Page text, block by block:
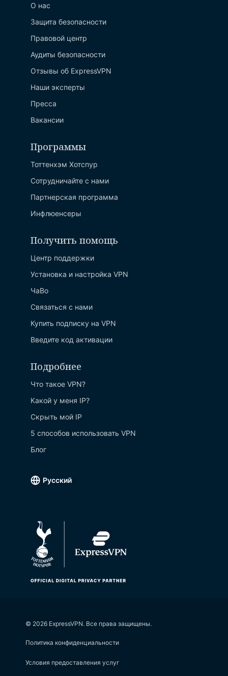
О нас
Защита безопасности
Правовой центр
Аудиты безопасности
Отзывы об ExpressVPN
Наши эксперты
Пресса
Вакансии
Программы
Тоттенхэм Хотспур
Сотрудничайте с нами
Партнерская программа
Инфлюенсеры
Получить помощь
Центр поддержки
Установка и настройка VPN
ЧаВо
Связаться с нами
Купить подписку на VPN
Введите код активации
Подробнее
Что такое VPN?
Какой у меня IP?
Скрыть мой IP
5 способов использовать VPN
Блог
Русский
© 2026 ExpressVPN. Все права защищены.
Политика конфиденциальности
Условия предоставления услуг